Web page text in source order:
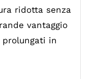
ridotta senza
vantaggio
in